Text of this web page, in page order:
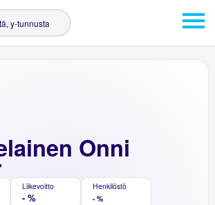
Onni
Liikevoitto
- %
Henkilöstö
- %